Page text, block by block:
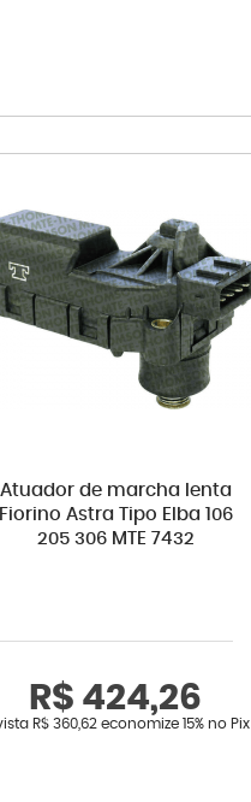
Atuador de marcha lenta
Fiorino Astra Tipo Elba 106
205 306 MTE 7432
R$ 424,26
R$ 360,62 economize 15% no Pix